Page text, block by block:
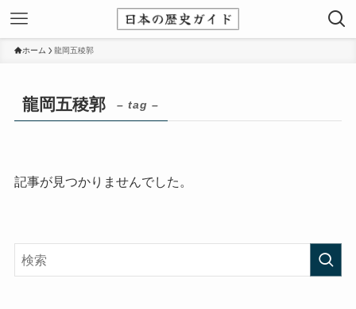
ホーム 龍岡五稜郭
龍岡五稜郭 – tag –
記事が見つかりませんでした。